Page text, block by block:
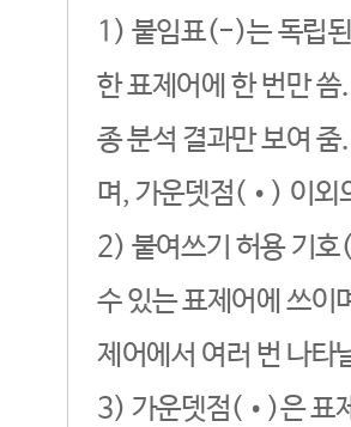
1) 붙임표(-)는 독립된
한 표제어에 한 번만
종 분석 결과만 보여
며, 가운뎃점(•) 이외
2) 붙여쓰기 허용 기호
수 있는 표제어에 쓰이
제어에서 여러 번 나타
3) 가운뎃점(•)은 표